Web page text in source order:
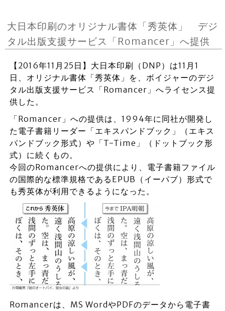
大日本印刷のオリジナル書体「秀英体」 デジ
タル出版支援サービス「Romancer」へ提供
【2016年11月25日】大日本印刷（DNP）は11月1
日、オリジナル書体「秀英体」を、ボイジャーのデジ
タル出版支援サービス「Romancer」へライセンス提
供した。
「Romancer」への提供は、1994年に同社が開発し
た電子書籍リーダー「エキスパンドブック」（エキス
パンドブック形式）や「T-Time」（ドットブック形
式）に続くもの。
今回のRomancerへの提供により、電子書籍ファイル
の国際的な標準規格であるEPUB（イーパブ）形式で
も秀英体が利用できるようになった。
Romancerは、MS WordやPDFのデータから電子書